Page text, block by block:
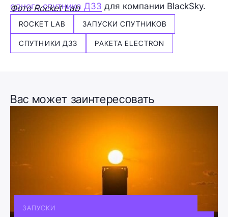
одного спутника ДЗЗ для компании BlackSky.
Фото Rocket Lab
ROCKET LAB ЗАПУСКИ СПУТНИКОВ
СПУТНИКИ ДЗЗ РАКЕТА ELECTRON
Вас может заинтересовать
ЗАПУСКИ